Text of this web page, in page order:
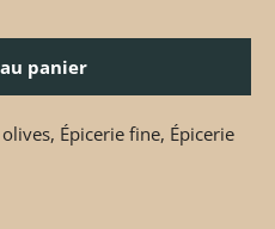
panier
olives, Épicerie fine, Épicerie